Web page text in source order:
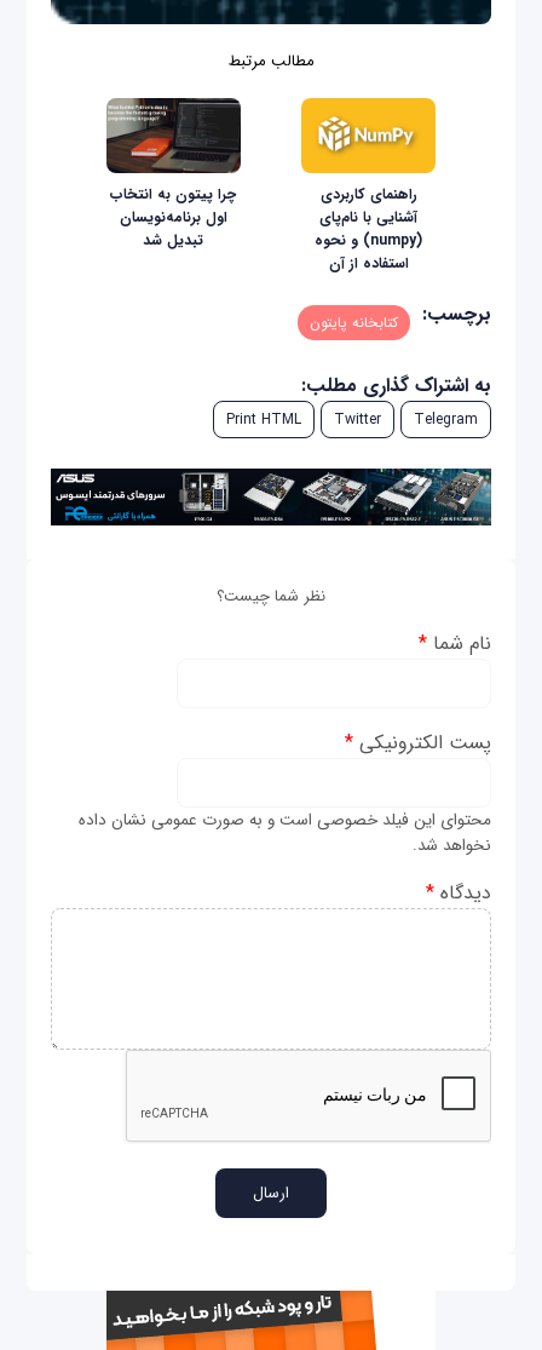
مطالب مرتبط
راهنمای کاربردی
آشنایی با نام‌پای
(numpy) و نحوه
استفاده از آن
چرا پیتون به انتخاب
اول برنامه‌نویسان
تبدیل شد
برچسب: کتابخانه پایتون
به اشتراک گذاری مطلب:
Telegram
Twitter
Print HTML
نظر شما چیست؟
نام شما*
پست الکترونیکی*
محتوای این فیلد خصوصی است و به صورت عمومی نشان داده
نخواهد شد.
دیدگاه*